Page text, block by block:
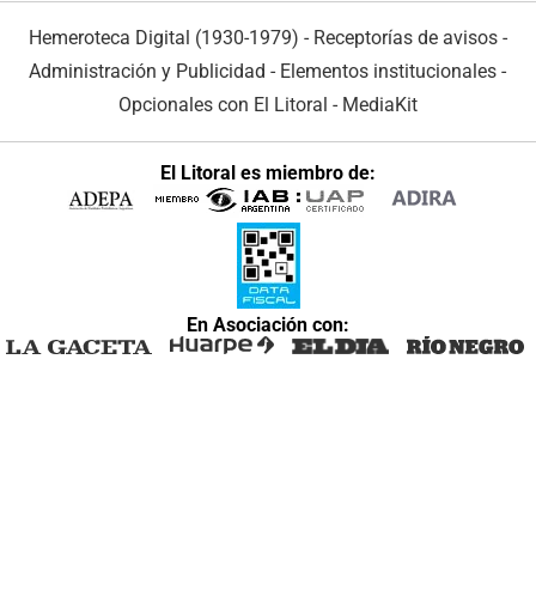
Hemeroteca Digital (1930-1979) - Receptorías de avisos -
Administración y Publicidad - Elementos institucionales -
Opcionales con El Litoral - MediaKit
El Litoral es miembro de:
En Asociación con: